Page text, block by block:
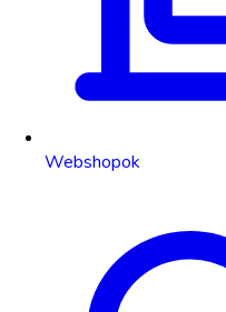
Webshopok